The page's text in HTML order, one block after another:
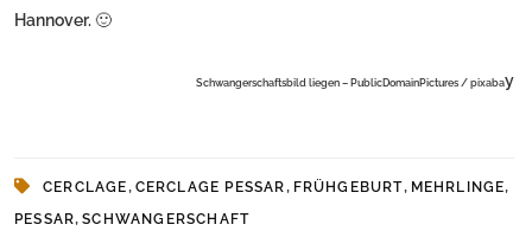
Hannover. 🙂
Schwangerschaftsbild liegen – PublicDomainPictures / pixabay
CERCLAGE, CERCLAGE PESSAR, FRÜHGEBURT, MEHRLINGE,
PESSAR,SCHWANGERSCHAFT